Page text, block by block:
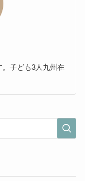
子ども3人九州在